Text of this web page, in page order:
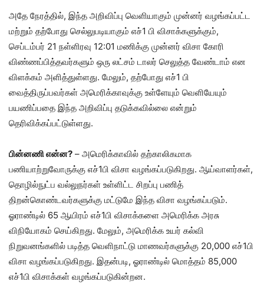
அதே நேரத்தில், இந்த அறிவிப்பு வெளியாகும் முன்னர் வழங்கப்பட்ட
மற்றும் தற்போது செல்லுபடியாகும் எச்1 பி விசாக்களுக்கும்,
செப்டம்பர் 21 நள்ளிரவு 12:01 மணிக்கு முன்னர் விசா கோரி
விண்ணப்பித்தவர்களும் ஒரு லட்சம் டாலர் செலுத்த வேண்டாம் என
விளக்கம் அளித்துள்ளது. மேலும், தற்போது எச்1 பி
வைத்திருப்பவர்கள் அமெரிக்காவுக்கு உள்ளேயும் வெளியேயும்
பயணிப்பதை இந்த அறிவிப்பு தடுக்கவில்லை என்றும்
தெரிவிக்கப்பட்டுள்ளது.
பின்னணி என்ன? – அமெரிக்காவில் தற்காலிகமாக
பணியாற்றுவோருக்கு எச்1பி விசா வழங்கப்படுகிறது. ஆய்வாளர்கள்,
தொழில்நுட்ப வல்லுநர்கள் உள்ளிட்ட சிறப்பு பணித்
திறன்கொண்டவர்களுக்கு மட்டுமே இந்த விசா வழங்கப்படும்.
ஓராண்டில் 65 ஆயிரம் எச்1பி விசாக்களை அமெரிக்க அரசு
விநியோகம் செய்கிறது. மேலும், அமெரிக்க உயர் கல்வி
நிறுவனங்களில் படித்த வெளிநாட்டு மாணவர்களுக்கு 20,000 எச்1பி
விசா வழங்கப்படுகிறது. இதன்படி, ஓராண்டில் மொத்தம் 85,000
எச்1பி விசாக்கள் வழங்கப்படுகின்றன.